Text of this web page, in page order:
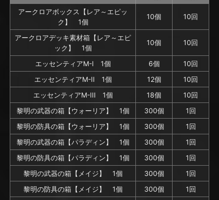
アークロアボックス【レア～エピッ
ク】 1個
10個 10回
アークロアデッキ素材箱【レア～エピ
ック】 1個
10個 10回
エッセンティアM-I 1個 6個
10回
エッセンティアM-II 1個
12個
10回
エッセンティアM-III 1個
18個
10回
黎明の武器の箱【ウォーリア】 1個
300個
1回
黎明の防具の箱【ウォーリア】 1個
300個
1回
黎明の武器の箱【パラディン】 1個
300個
1回
黎明の防具の箱【パラディン】 1個
300個
1回
黎明の武器の箱【メイジ】 1個
300個
1回
黎明の防具の箱【メイジ】 1個
300個
1回